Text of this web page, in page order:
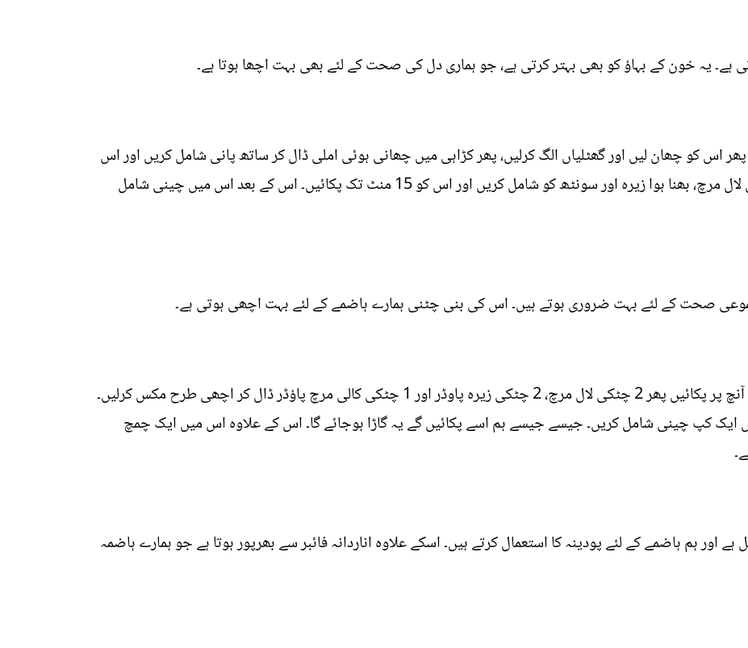
یہ خون کے بہاؤ کو بھی بہتر کرتی ہے، جو ہماری دل کی صحت کے لئے بھی بہت اچھا ہوتا ہے۔
اس کو چھان لیں اور گھٹلیاں الگ کرلیں، پھر کڑاہی میں چھانی ہوئی املی ڈال کر ساتھ پانی شامل کریں اور اس
کو پکائیں۔ اس میں آدھا چمچ نمک،کٹی ہوئی لال مرچ، بھنا ہوا زیرہ اور سونٹھ کو شامل کریں اور اس کو 15 منٹ تک پکائیں۔ اس کے بعد اس میں چینی شامل
صحت کے لئے بہت ضروری ہوتے ہیں۔ اس کی بنی چٹنی ہمارے ہاضمے کے لئے بہت اچھی ہوتی ہے۔
کڑاہی میں آلو بخارا اور پانی ڈال کر درمیانی آنچ پر پکائیں پھر 2 چٹکی لال مرچ، 2 چٹکی زیرہ پاوڈر اور 1 چٹکی کالی مرچ پاؤڈر ڈال کر اچھی طرح مکس کرلیں۔
ایک کپ چینی شامل کریں۔ جیسے جیسے ہم اسے پکائیں گے یہ گاڑا ہوجائے گا۔ اس کے علاوہ اس میں ایک چمچ
ہم ہاضمے کے لئے پودینہ کا استعمال کرتے ہیں۔ اسکے علاوہ اناردانہ فائبر سے بھرپور ہوتا ہے جو ہمارے ہاضمہ